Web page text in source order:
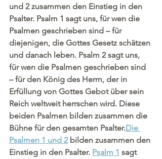
und 2 zusammen den Einstieg in den
Psalter. Psalm 1 sagt uns, für wen die
Psalmen geschrieben sind – für
diejenigen, die Gottes Gesetz schätzen
und danach leben. Psalm 2 sagt uns,
für wen die Psalmen geschrieben sind
– für den König des Herrn, der in
Erfüllung von Gottes Gebot über sein
Reich weltweit herrschen wird. Diese
beiden Psalmen bilden zusammen die
Bühne für den gesamten Psalter.Die
Psalmen 1 und 2 bilden zusammen den
Einstieg in den Psalter. Psalm 1 sagt